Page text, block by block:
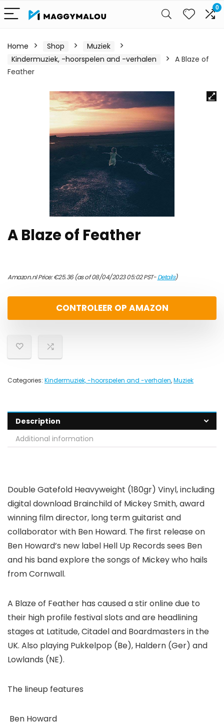
0
Home Shop
Muziek
Kindermuziek, -hoorspelen and -verhalen
A Blaze of
Feather
A Blaze of Feather
Amazon.nl Price:€25.36(as of 08/04/2023 05:02 PST-Details)
CONTROLEER OP AMAZON
Categories: Kindermuziek, -hoorspelen and -verhalen,Muziek
Description
Additional information
Double Gatefold Heavyweight (180gr) Vinyl, including
digital download Brainchild of Mickey Smith, award
winning film director, long term guitarist and
collaborator with Ben Howard. The first release on
Ben Howard’s new label Hell Up Records sees Ben
and his band explore the songs of Mickey who hails
from Cornwall.
A Blaze of Feather has caused a stir online due to
their high profile festival slots and are headlining
stages at Latitude, Citadel and Boardmasters in the
UK. Also playing Pukkelpop (Be), Haldern (Ger) and
Lowlands (NE).
The lineup features
 Ben Howard